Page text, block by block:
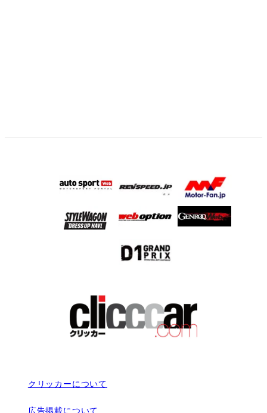
クリッカーについて
広告掲載について